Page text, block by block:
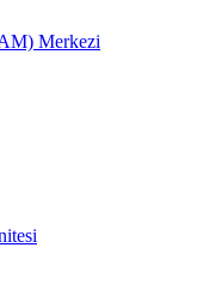
Merkezi